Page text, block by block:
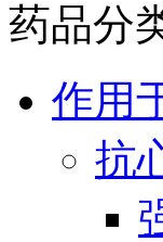
药品分
作用
抗